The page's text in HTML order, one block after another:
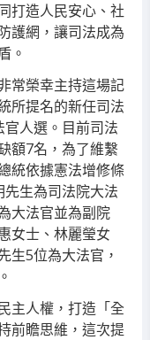
打造人民安心、社
護網，讓司法成為
。
常榮幸主持這場記
所提名的新任司法
人選。目前司法
額7名，為了維繫
統依據憲法增修條
生為司法院大法
大法官並為副院
女士、林麗瑩女
生5位為大法官，
主人權，打造「全
前瞻思維，這次提